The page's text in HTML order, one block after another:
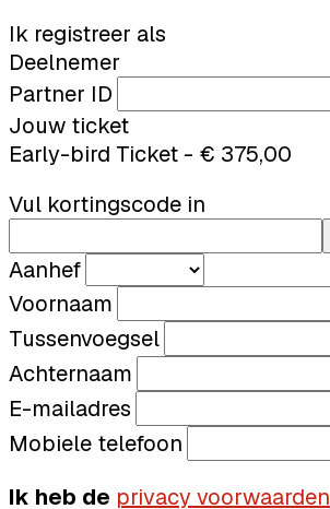
Ik registreer als
Deelnemer
Partner ID
Jouw ticket
Early-bird Ticket - € 375,00
Vul kortingscode in
Aanhef
Voornaam
Tussenvoegsel
Achternaam
E-mailadres
Mobiele telefoon
Ik heb de privacy voorwaarden